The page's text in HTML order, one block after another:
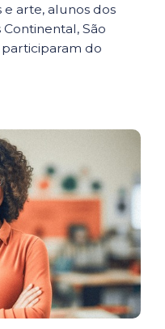
arte, alunos dos
São
participaram do